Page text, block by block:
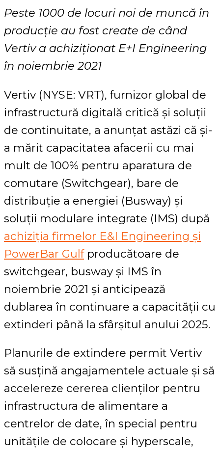
Peste 1000 de locuri noi de muncă în
producție au fost create de când
Vertiv a achiziționat E+I Engineering
în noiembrie 2021
Vertiv (NYSE: VRT), furnizor global de
infrastructură digitală critică și soluții
de continuitate, a anunțat astăzi că și-
a mărit capacitatea afacerii cu mai
mult de 100% pentru aparatura de
comutare (Switchgear), bare de
distribuție a energiei (Busway) și
soluții modulare integrate (IMS) după
achiziția firmelor E&I Engineering și
PowerBar Gulfproducătoare de
switchgear, busway și IMS în
noiembrie 2021 și anticipează
dublarea în continuare a capacității cu
extinderi până la sfârșitul anului 2025.
Planurile de extindere permit Vertiv
să susțină angajamentele actuale și să
accelereze cererea clienților pentru
infrastructura de alimentare a
centrelor de date, în special pentru
unitățile de colocare și hyperscale,